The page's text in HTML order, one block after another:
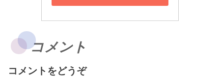
コメント
コメントをどうぞ